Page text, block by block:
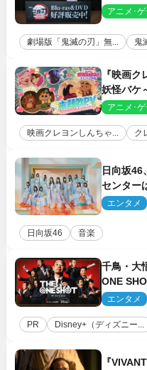
とは？
アニメ･
劇場版「鬼滅の刃」無... 鬼
『映画ク
妖怪バケ
「大人に
アニメ･
映画クレヨンしんちゃ... ク
日向坂46
センター
新ビジュ
エンタメ
日向坂46 音楽
千鳥・大
ONE
ド！ 今
エンタメ
PR Disney+（ディズニー...
『